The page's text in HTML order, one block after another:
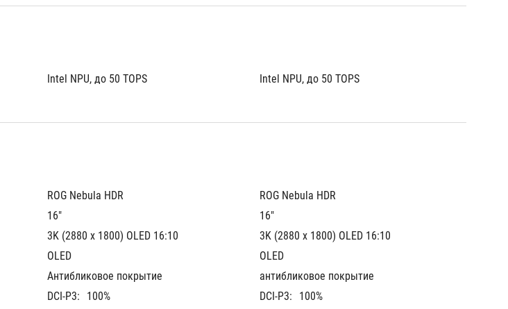
Intel NPU, до 50 TOPS Intel NPU, до 50 TOPS
ROG Nebula HDR
16"
3K (2880 x 1800) OLED 16:10
OLED
Антибликовое покрытие
DCI-P3:
100%
ROG Nebula HDR
16"
3K (2880 x 1800) OLED 16:10
OLED
антибликовое покрытие
DCI-P3:
100%